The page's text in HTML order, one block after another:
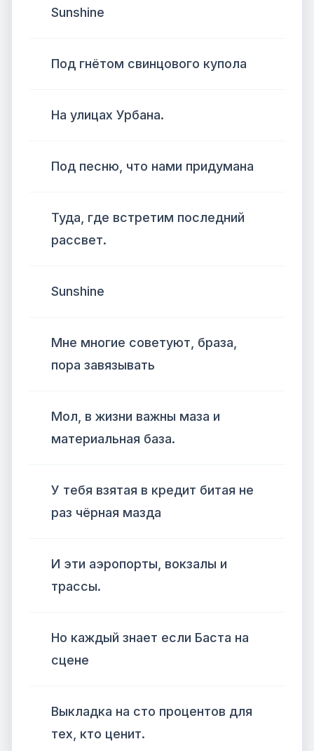
Sunshine
Под гнётом свинцового купола
На улицах Урбана.
Под песню, что нами придумана
Туда, где встретим последний
рассвет.
Sunshine
Мне многие советуют, браза,
пора завязывать
Мол, в жизни важны маза и
материальная база.
У тебя взятая в кредит битая не
раз чёрная мазда
И эти аэропорты, вокзалы и
трассы.
Но каждый знает если Баста на
сцене
Выкладка на сто процентов для
тех, кто ценит.